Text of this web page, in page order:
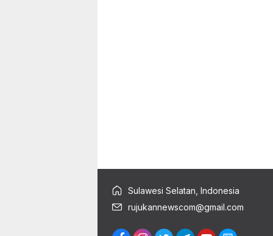
Sulawesi Selatan, Indonesia
rujukannewscom@gmail.com